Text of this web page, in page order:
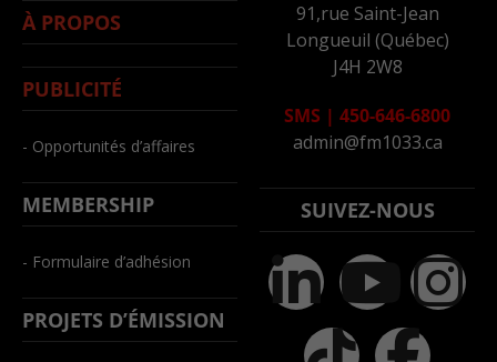
À PROPOS
PUBLICITÉ
- Opportunités d’affaires
MEMBERSHIP
- Formulaire d’adhésion
PROJETS D’ÉMISSION
91,rue Saint-Jean
Longueuil (Québec)
J4H 2W8
SMS | 450-646-6800
admin@fm1033.ca
SUIVEZ-NOUS